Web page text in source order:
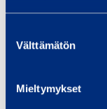
valinta
Välttämätön
Mieltymykset
50,79 €